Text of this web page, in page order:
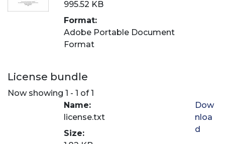
995.52 KB
Format:
Adobe Portable Document
Format
License bundle
Now showing 1 - 1 of 1
Name:
license.txt
Size:
Dow
nloa
d